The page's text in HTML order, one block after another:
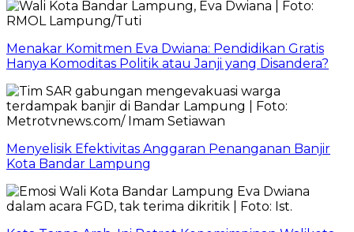
Menakar Komitmen Eva Dwiana: Pendidikan Gratis
Hanya Komoditas Politik atau Janji yang Disandera?
Menyelisik Efektivitas Anggaran Penanganan Banjir
Kota Bandar Lampung